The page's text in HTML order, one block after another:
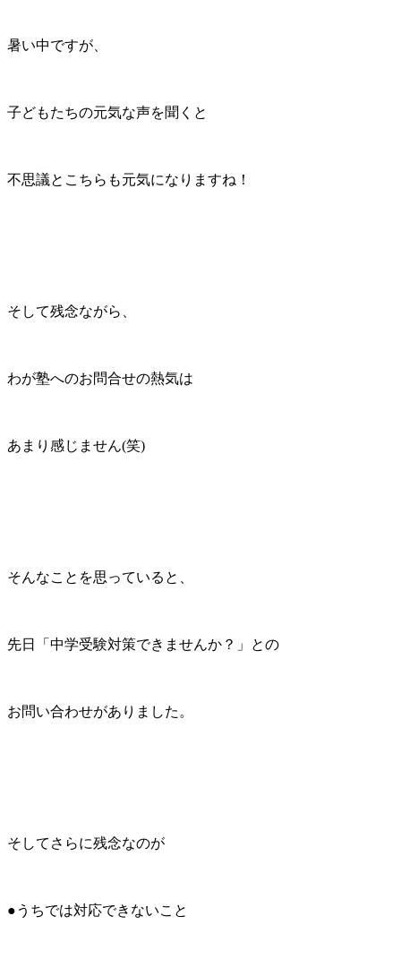
暑い中ですが、
子どもたちの元気な声を聞くと
不思議とこちらも元気になりますね！
そして残念ながら、
わが塾へのお問合せの熱気は
あまり感じません(笑)
そんなことを思っていると、
先日「中学受験対策できませんか？」との
お問い合わせがありました。
そしてさらに残念なのが
●うちでは対応できないこと